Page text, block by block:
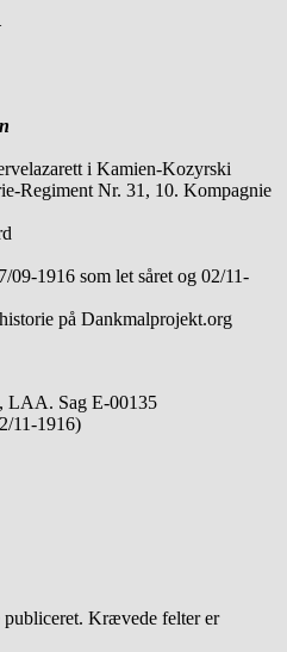
i Kamien-Kozyrski
Regiment Nr. 31, 10. Kompagnie
09-1916 som let såret og 02/11-
på Dankmalprojekt.org
LAA. Sag E-00135
11-1916)
Krævede felter er